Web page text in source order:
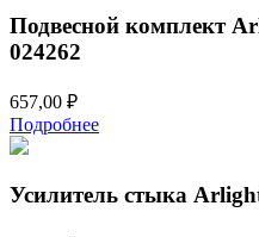
Подвесной комплект
024262
657,00 ₽
Подробнее
Усилитель стыка